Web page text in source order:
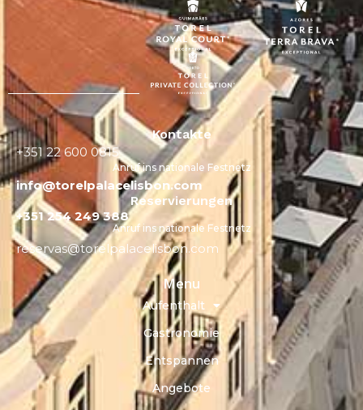
Kontakte
+351 22 600 0815
Anruf ins nationale Festnetz
info@torelpalacelisbon.com
Reservierungen
+351 254 249 388
Anruf ins nationale Festnetz
reservas@torelpalacelisbon.com
Menu
Aufenthalt
Gastronomie
Entspannen
Angebote